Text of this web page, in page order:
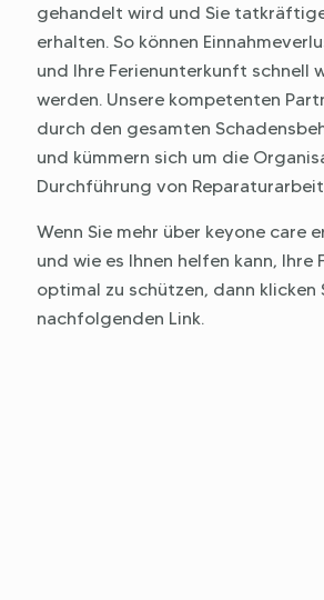
gehandelt wird und Sie
erhalten. So können
und Ihre Ferienunterkunft schnell
werden. Unsere kompetenten
durch den gesamten
und kümmern sich um die
Durchführung von
Wenn Sie mehr über keyone care
und wie es Ihnen helfen kann, Ihre
optimal zu schützen, dann klicken
nachfolgenden Link.